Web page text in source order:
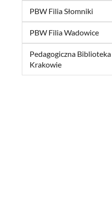
PBW Filia Słomniki
PBW Filia Wadowice
Pedagogiczna
Krakowie